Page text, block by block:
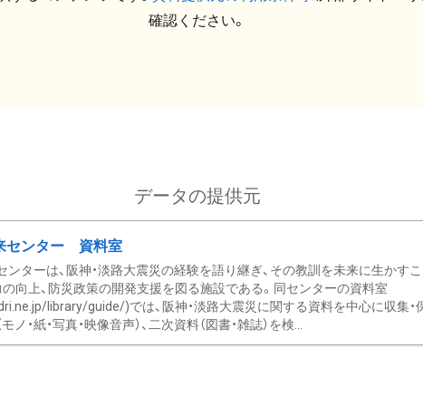
確認ください。
データの提供元
センター 資料室
ンターは、阪神・淡路大震災の経験を語り継ぎ、その教訓を未来に生かす
の向上、防災政策の開発支援を図る施設である。同センターの資料室
library/guide/)では、阪神・淡路大震災に関する資料を中心に収集・
ノ・紙・写真・映像音声）、二次資料（図書・雑誌）を検...